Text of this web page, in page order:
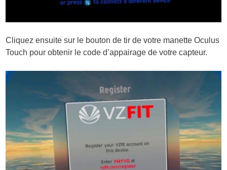
Cliquez ensuite sur le bouton de tir de votre manette Oculus
Touch pour obtenir le code d’appairage de votre capteur.